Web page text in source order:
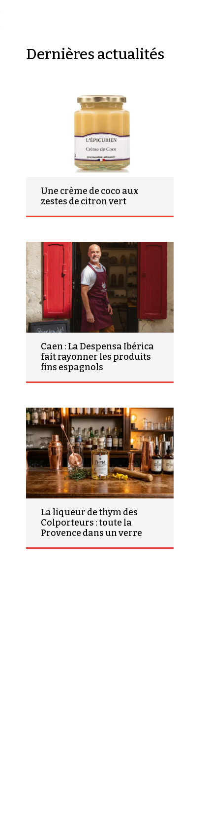
Dernières actualités
Une crème de coco aux
zestes de citron vert
Caen : La Despensa Ibérica
fait rayonner les produits
fins espagnols
La liqueur de thym des
Colporteurs : toute la
Provence dans un verre